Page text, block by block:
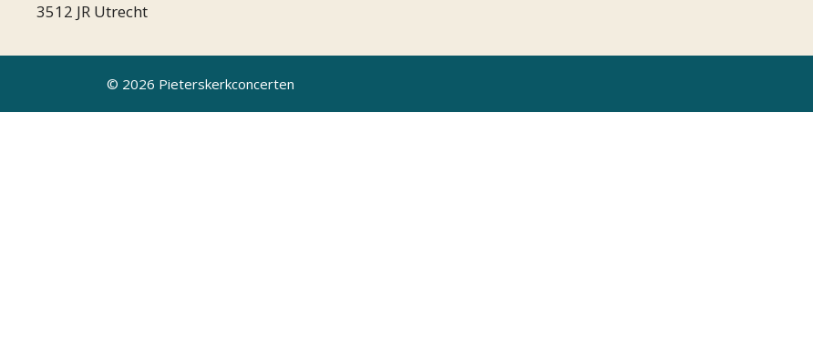
3512 JR Utrecht
© 2026 Pieterskerkconcerten